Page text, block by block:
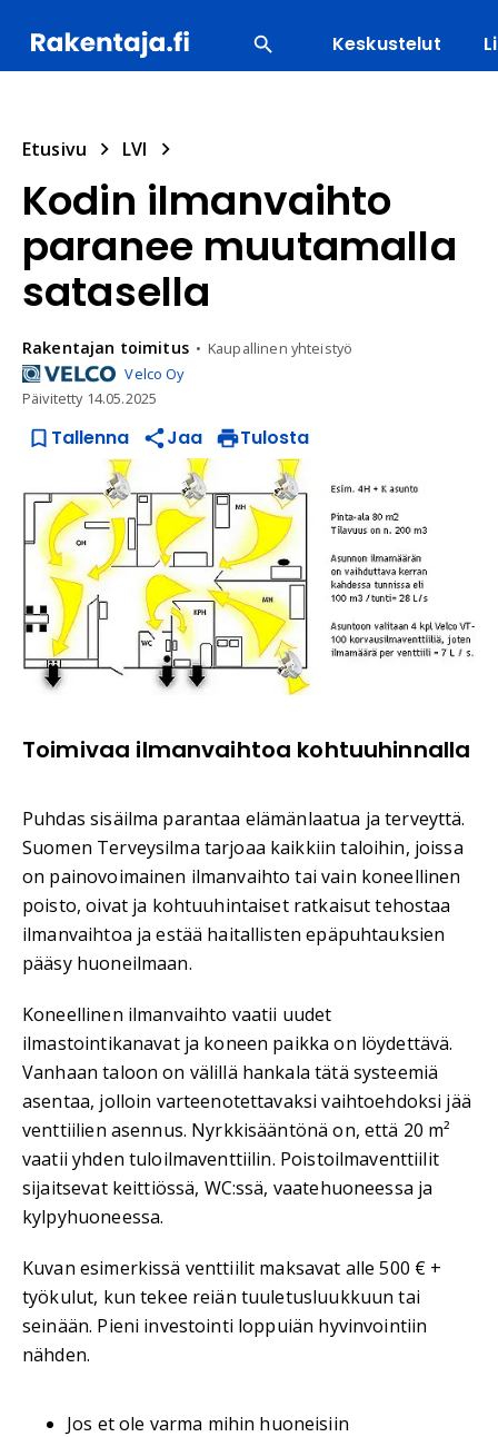
Keskustelut
Etusivu LVI
Kodin ilmanvaihto
paranee muutamalla
satasella
Rakentajan toimitus
Kaupallinen yhteistyö
Velco Oy
Päivitetty 14.05.2025
Tallenna Jaa Tulosta
Toimivaa ilmanvaihtoa kohtuuhinnalla
Puhdas sisäilma parantaa elämänlaatua ja terveyttä.
Suomen Terveysilma tarjoaa kaikkiin taloihin, joissa
on painovoimainen ilmanvaihto tai vain koneellinen
poisto, oivat ja kohtuuhintaiset ratkaisut tehostaa
ilmanvaihtoa ja estää haitallisten epäpuhtauksien
pääsy huoneilmaan.
Koneellinen ilmanvaihto vaatii uudet
ilmastointikanavat ja koneen paikka on löydettävä.
Vanhaan taloon on välillä hankala tätä systeemiä
asentaa, jolloin varteenotettavaksi vaihtoehdoksi jää
venttiilien asennus. Nyrkkisääntönä on, että 20 m²
vaatii yhden tuloilmaventtiilin. Poistoilmaventtiilit
sijaitsevat keittiössä, WC:ssä, vaatehuoneessa ja
kylpyhuoneessa.
Kuvan esimerkissä venttiilit maksavat alle 500 € +
työkulut, kun tekee reiän tuuletusluukkuun tai
seinään. Pieni investointi loppuiän hyvinvointiin
nähden.
Jos et ole varma mihin huoneisiin